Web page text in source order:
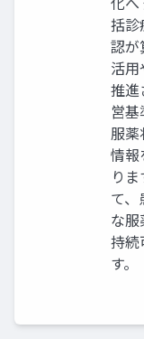
括診
認が
活
推進
営
服
情報
り
て
な
持続
す。